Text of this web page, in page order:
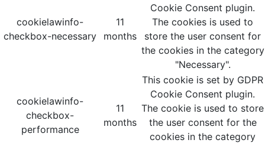
cookielawinfo-
checkbox-necessary
11
months
Cookie Consent plugin.
The cookies is used to
store the user consent for
the cookies in the category
"Necessary".
cookielawinfo-
checkbox-
performance
11
months
This cookie is set by GDPR
Cookie Consent plugin.
The cookie is used to store
the user consent for the
cookies in the category